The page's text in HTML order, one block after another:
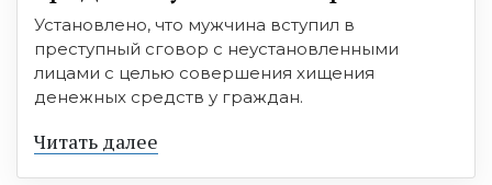
Установлено, что мужчина вступил в
преступный сговор с неустановленными
лицами с целью совершения хищения
денежных средств у граждан.
Читать далее